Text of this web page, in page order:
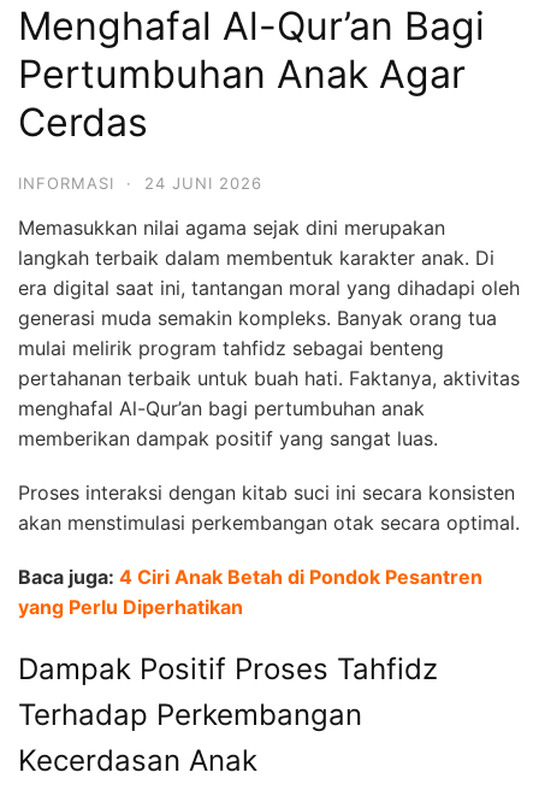
Menghafal Al-Qur’an Bagi
Pertumbuhan Anak Agar
Cerdas
INFORMASI · 24 JUNI 2026
Memasukkan nilai agama sejak dini merupakan
langkah terbaik dalam membentuk karakter anak. Di
era digital saat ini, tantangan moral yang dihadapi oleh
generasi muda semakin kompleks. Banyak orang tua
mulai melirik program tahfidz sebagai benteng
pertahanan terbaik untuk buah hati. Faktanya, aktivitas
menghafal Al-Qur’an bagi pertumbuhan anak
memberikan dampak positif yang sangat luas.
Proses interaksi dengan kitab suci ini secara konsisten
akan menstimulasi perkembangan otak secara optimal.
Baca juga: 4 Ciri Anak Betah di Pondok Pesantren
yang Perlu Diperhatikan
Dampak Positif Proses Tahfidz
Terhadap Perkembangan
Kecerdasan Anak